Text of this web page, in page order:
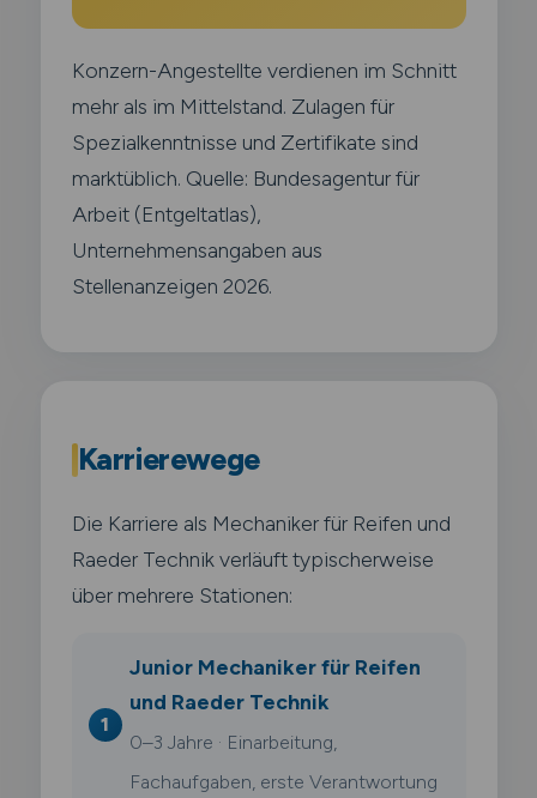
Konzern-Angestellte verdienen im Schnitt
mehr als im Mittelstand. Zulagen für
Spezialkenntnisse und Zertifikate sind
marktüblich. Quelle: Bundesagentur für
Arbeit (Entgeltatlas),
Unternehmensangaben aus
Stellenanzeigen 2026.
Karrierewege
Die Karriere als Mechaniker für Reifen und
Raeder Technik verläuft typischerweise
über mehrere Stationen:
Junior Mechaniker für Reifen
und Raeder Technik
0–3 Jahre · Einarbeitung,
Fachaufgaben, erste Verantwortung